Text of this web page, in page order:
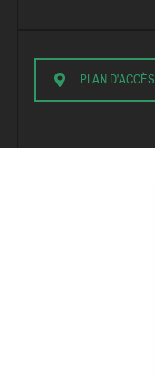
PLAN D'ACCÈS